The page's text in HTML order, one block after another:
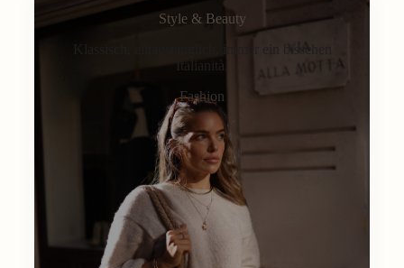
Style & Beauty
Klassisch, alltagstauglich, immer ein bisschen
Italianità.
Fashion